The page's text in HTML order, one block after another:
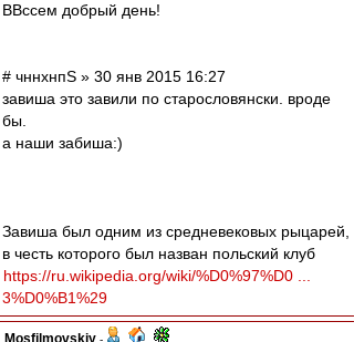
ВВссем добрый день!
# чннхнпS » 30 янв 2015 16:27
завиша это завили по старословянски. вроде
бы.
а наши забиша:)
Завиша был одним из средневековых рыцарей,
в честь которого был назван польский клуб
https://ru.wikipedia.org/wiki/%D0%97%D0 ...
3%D0%B1%29
Mosfilmovskiy -